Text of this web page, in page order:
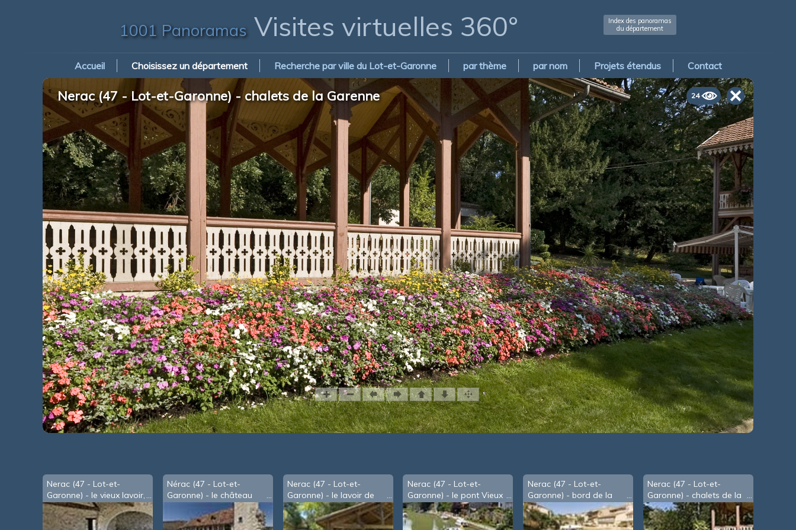
1001 PanoramasVisites virtuelles 360°
Index des panoramas
du département
Accueil Choisissez un département Recherche par ville du Lot-et-Garonne par thème par nom Projets étendus Contact
24
Nerac (47 - Lot-et-Garonne) - chalets de la Garenne
Nerac (47 - Lot-et-
Garonne) - le vieux lavoir,
anciennement les
tanneries
Nérac (47 - Lot-et-
Garonne) - le château
Nerac (47 - Lot-et-
Garonne) - le lavoir de
Nazareth
Nerac (47 - Lot-et-
Garonne) - le pont Vieux
au-dessus de la Baïse
Nerac (47 - Lot-et-
Garonne) - bord de la
Baïse
Nerac (47 - Lot-et-
Garonne) - chalets de la
Garenne